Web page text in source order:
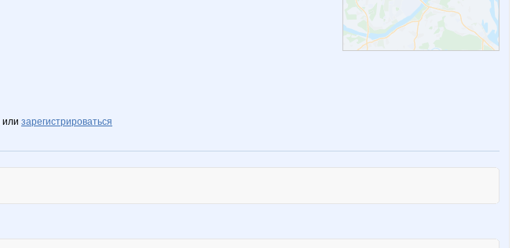
или зарегистрироваться